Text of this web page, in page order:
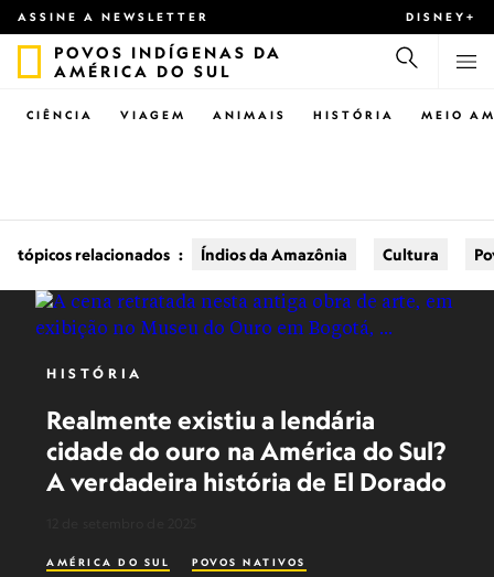
ASSINE A NEWSLETTER DISNEY+
POVOS INDÍGENAS DA
AMÉRICA DO SUL
CIÊNCIA VIAGEM ANIMAIS HISTÓRIA MEIO
tópicos relacionados : Índios da Amazônia Cultura
HISTÓRIA
Realmente existiu a lendária
cidade do ouro na América do Sul?
A verdadeira história de El Dorado
AMÉRICA DO SUL
POVOS NATIVOS